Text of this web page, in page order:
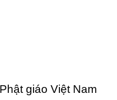
giáo Việt Nam